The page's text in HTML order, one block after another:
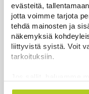
evästeitä,
jotta voimme tarjota
tehdä mainosten ja
näkemyksiä
liittyvistä syistä. Voit
tarkoituksiin.
Kerätä tietoja
Uusimmat
WSJ: Saksassa
Uutiset | 8.8.2026 16:19